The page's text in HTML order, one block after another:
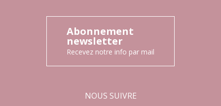
Abonnement
newsletter
Recevez notre info par mail
NOUS SUIVRE